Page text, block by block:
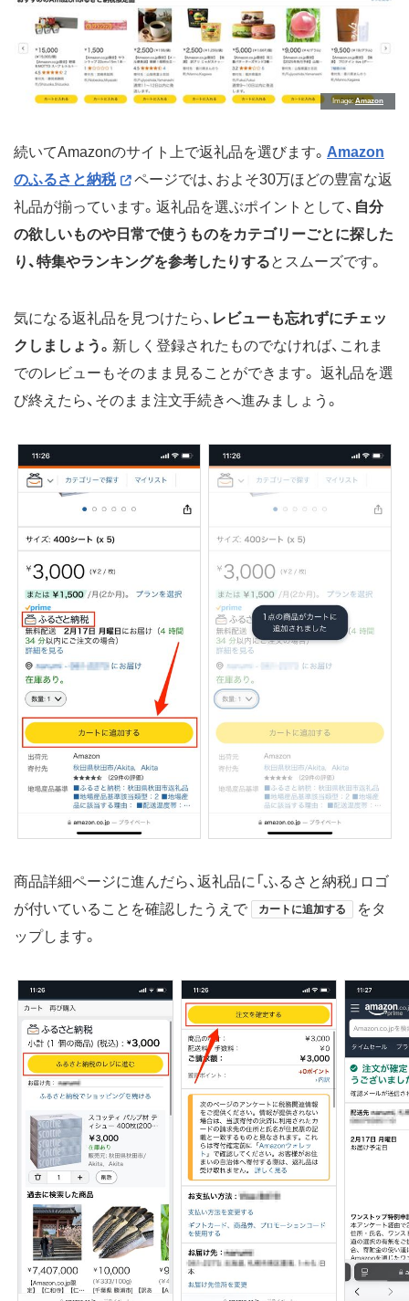
Image Amazon
続いてAmazonのサイト上で返礼品を選びます。 Amazon
のふるさと納税
ページでは、およそ30万ほどの豊富な返
礼品が揃っています。返礼品を選ぶポイントとして、 自分
の欲しいものや日常で使うものをカテゴリーごとに探した
り、特集やランキングを参考したりするとスムーズです。
気になる返礼品を見つけたら、 レビューも忘れずにチェッ
クしましょう。 新しく登録されたものでなければ、これま
でのレビューもそのまま見ることができます。 返礼品を選
び終えたら、そのまま注文手続きへ進みましょう。
商品詳細ページに進んだら、返礼品に「ふるさと納税」ロゴ
が付いていることを確認したうえで
カートに追加する
をタ
ップします。